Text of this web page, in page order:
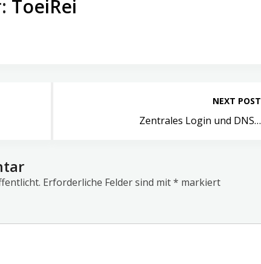
ToeiRei
NEXT POST
Zentrales Login und DNS…
Erforderliche Felder sind mit* markiert